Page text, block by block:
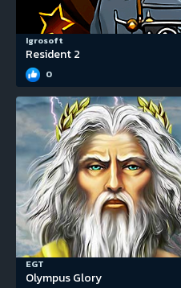
Igrosoft
Resident 2
0
EGT
Olympus Glory